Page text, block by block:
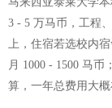
3 - 5 万马币，工程
上，住宿若选校内
月 1000 - 1500 马
算，一年总费用大概